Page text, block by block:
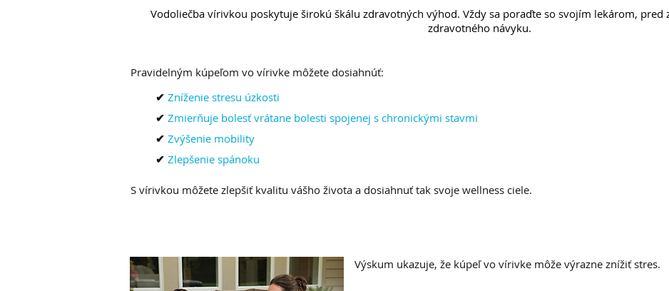
Vodoliečba vírivkou poskytuje širokú škálu zdravotných výhod. Vždy sa poraďte so svojím lekárom, pred
zdravotného návyku.
Pravidelným kúpeľom vo vírivke môžete dosiahnúť:
✔ Zníženie stresu úzkosti
✔ Zmierňuje bolesť vrátane bolesti spojenej s chronickými stavmi
✔ Zvýšenie mobility
✔ Zlepšenie spánoku
S vírivkou môžete zlepšiť kvalitu vášho života a dosiahnuť tak svoje wellness ciele.
Výskum ukazuje, že kúpeľ vo vírivke môže výrazne znížiť stres.